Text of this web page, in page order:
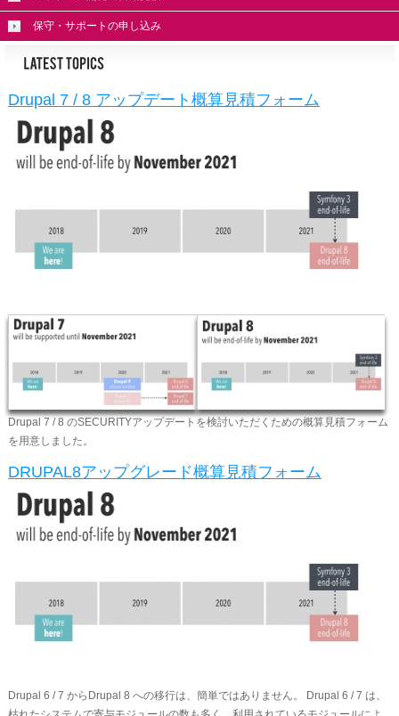
保守・サポートの申し込み
Drupal 7 / 8 アップデート概算見積フォーム
Drupal 7 / 8 のSECURITYアップデートを検討いただくための概算見積フォーム
を用意しました。
DRUPAL8アップグレード概算見積フォーム
Drupal 6 / 7 からDrupal 8 への移行は、簡単ではありません。 Drupal 6 / 7 は、